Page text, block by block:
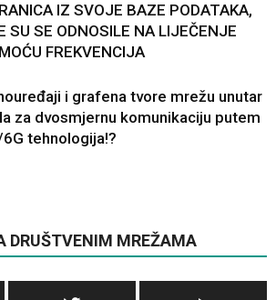
IZ SVOJE BAZE PODATAKA,
SU SE ODNOSILE NA LIJEČENJE
FREKVENCIJA
i grafena tvore mrežu unutar
za dvosmjernu komunikaciju putem
tehnologija!?
DRUŠTVENIM MREŽAMA